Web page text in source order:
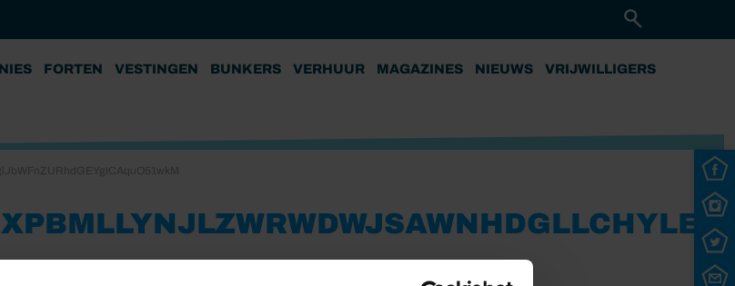
FORTEN VESTINGEN BUNKERS VERHUUR MAGAZINES NIEUWS VRIJWILLIGERS